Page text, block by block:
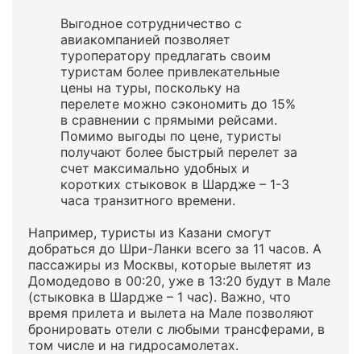
Выгодное сотрудничество с
авиакомпанией позволяет
туроператору предлагать своим
туристам более привлекательные
цены на туры, поскольку на
перелете можно сэкономить до 15%
в сравнении с прямыми рейсами.
Помимо выгоды по цене, туристы
получают более быстрый перелет за
счет максимально удобных и
коротких стыковок в Шардже – 1-3
часа транзитного времени.
Например, туристы из Казани смогут
добраться до Шри-Ланки всего за 11 часов. А
пассажиры из Москвы, которые вылетят из
Домодедово в 00:20, уже в 13:20 будут в Мале
(стыковка в Шардже – 1 час). Важно, что
время прилета и вылета на Мале позволяют
бронировать отели с любыми трансферами, в
том числе и на гидросамолетах.